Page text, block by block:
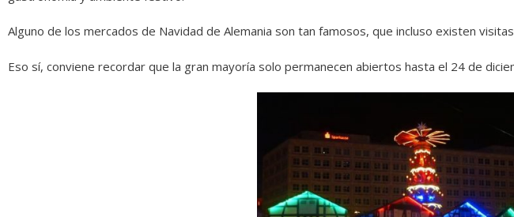
Alguno de los mercados de Navidad de Alemania son tan famosos, que incluso existen
Eso sí, conviene recordar que la gran mayoría solo permanecen abiertos hasta el 24 de